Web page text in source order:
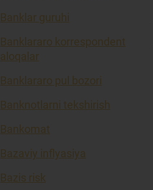
Banklar guruhi
Banklararo korrespondent
aloqalar
Banklararo pul bozori
Banknotlarni tekshirish
Bankomat
Bazaviy inflyasiya
Bazis risk